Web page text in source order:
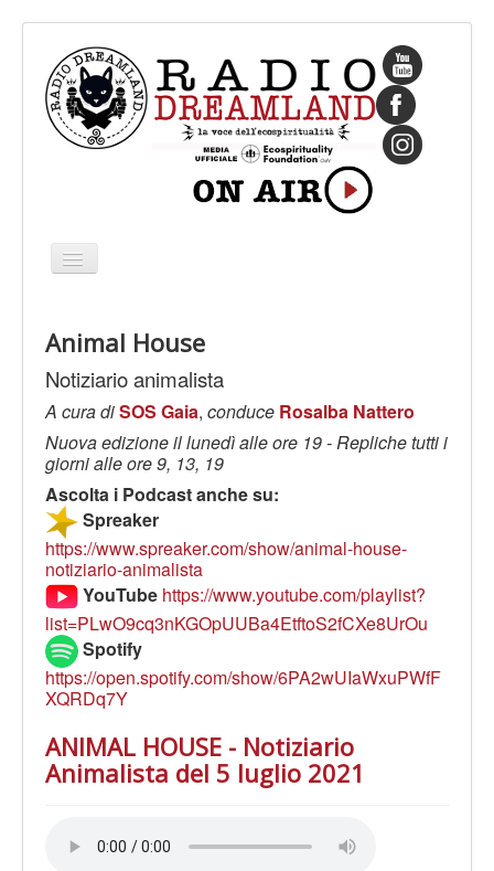
Cambia
navigazione
CHI SIAMO
IL FONDATORE
PROGRAMMI
PALINSESTO
LE VOCI
PODCAST
EVENTI
PRESS
CONTATTI
Animal House
Notiziario animalista
A cura diSOS Gaia, conduce Rosalba Nattero
Nuova edizione il lunedì alle ore 19 - Repliche tutti i
giorni alle ore 9, 13, 19
Ascolta i Podcast anche su:
Spreaker
https://www.spreaker.com/show/animal-house-
notiziario-animalista
YouTube https://www.youtube.com/playlist?
list=PLwO9cq3nKGOpUUBa4EtftoS2fCXe8UrOu
Spotify
https://open.spotify.com/show/6PA2wUIaWxuPWfF
XQRDq7Y
ANIMAL HOUSE - Notiziario
Animalista del 5 luglio 2021